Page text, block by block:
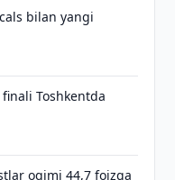
bilan yangi
Toshkentda
oqimi 44,7 foizga